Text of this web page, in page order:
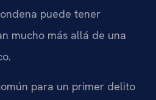
puede tener
mucho más allá de una
para un primer delito